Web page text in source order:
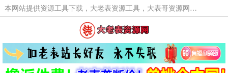
本网站提供资源工具下载，大老表资源工具，大表哥资源网软件工具，大老表资源下载，活动线报福利资源分享,活动线报，大型网游经典游戏，网络热门技术游戏辅助交流与分享。